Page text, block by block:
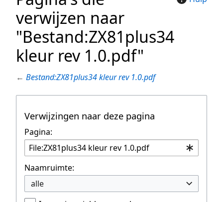
verwijzen naar
"Bestand:ZX81plus34
kleur rev 1.0.pdf"
← Bestand:ZX81plus34 kleur rev 1.0.pdf
Verwijzingen naar deze pagina
Pagina:
Naamruimte:
alle